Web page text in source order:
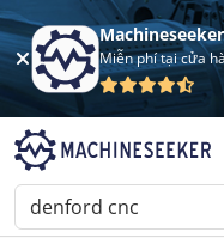
Machineseeker
Miễn phí tại cửa